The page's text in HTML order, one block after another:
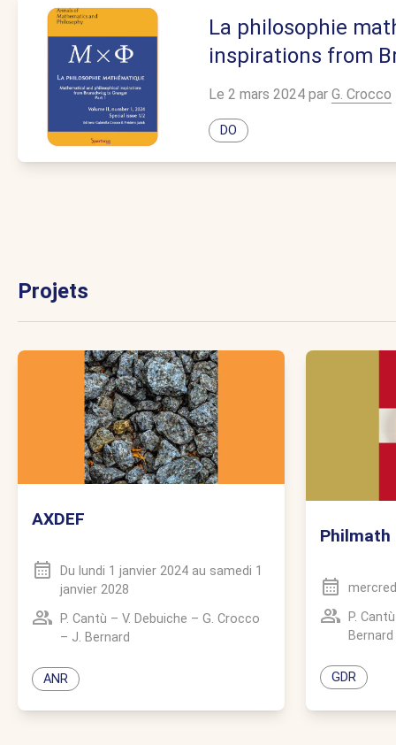
La philosophie
inspirations from
Le 2 mars 2024 par G. Crocco
DO
Projets
AXDEF
Du lundi 1 janvier 2024 au samedi 1
janvier 2028
P. Cantù – V. Debuiche – G. Crocco
– J. Bernard
ANR
Philmath
P. Cantù
Bernard
GDR